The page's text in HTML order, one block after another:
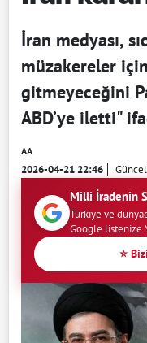
İran medyası,
müzakereler
gitmeyeceğini
ABD’ye iletti"
AA
2026-04-21 22:46
Milli İradenin
Türkiye ve
Google listenize
⭐